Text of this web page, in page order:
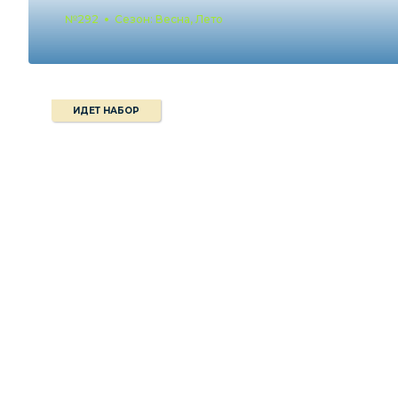
№292 Сезон: Весна, Лето
ИДЕТ НАБОР